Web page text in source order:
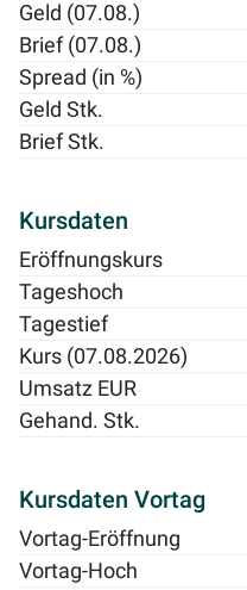
Geld (07.08.)
Brief (07.08.)
Spread (in %)
Geld Stk.
Brief Stk.
Kursdaten
Eröffnungskurs
Tageshoch
Tagestief
Kurs (07.08.2026)
Umsatz EUR
Gehand. Stk.
Kursdaten Vortag
Vortag-Eröffnung
Vortag-Hoch